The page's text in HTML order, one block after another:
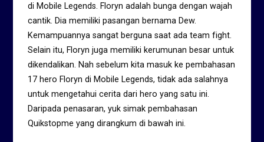
di Mobile Legends. Floryn adalah bunga dengan wajah
cantik. Dia memiliki pasangan bernama Dew.
Kemampuannya sangat berguna saat ada team fight.
Selain itu, Floryn juga memiliki kerumunan besar untuk
dikendalikan. Nah sebelum kita masuk ke pembahasan
17 hero Floryn di Mobile Legends, tidak ada salahnya
untuk mengetahui cerita dari hero yang satu ini.
Daripada penasaran, yuk simak pembahasan
Quikstopme yang dirangkum di bawah ini.